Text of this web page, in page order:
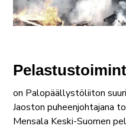
on Palopäällystöliiton
Jaoston puheenjohtajana
Mensala Keski-Suomen